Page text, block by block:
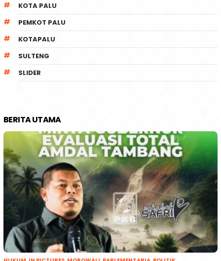
KOTA PALU
PEMKOT PALU
KOTAPALU
SULTENG
SLIDER
BERITA UTAMA